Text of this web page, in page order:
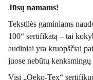
Jūsų namams!
Tekstilės gaminiams
100“ sertifikatą – tai
audiniai yra kruopščiai
juose nebūtų kenksmingų
Visi „Oeko-Tex“